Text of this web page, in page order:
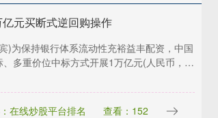
元买断式逆回购操作
)为保持银行体系流动性充裕益丰配资，中国
多重价位中标方式开展1万亿元(人民币，下
在线炒股平台排名 查看：152